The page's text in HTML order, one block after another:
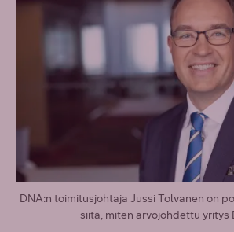
DNA:n toimitusjohtaja Jussi Tolvanen on
siitä, miten arvojohdettu yritys